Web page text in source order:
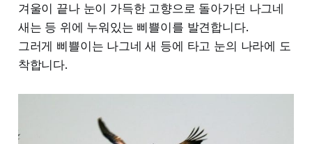
겨울이 끝나 눈이 가득한 고향으로 돌아가던 나그네
새는 등 위에 누워있는 삐쁠이를 발견합니다.
그러게 삐쁠이는 나그네 새 등에 타고 눈의 나라에 도
착합니다.